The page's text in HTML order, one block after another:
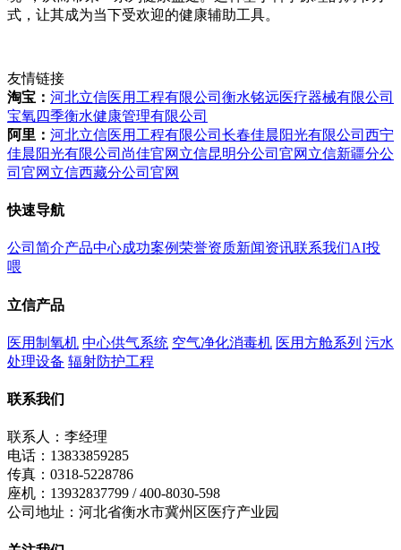
式，让其成为当下受欢迎的健康辅助工具。
友情链接
淘宝： 河北立信医用工程有限公司 衡水铭远医疗器械有限公司
宝氧四季衡水健康管理有限公司
阿里： 河北立信医用工程有限公司 长春佳晨阳光有限公司 西宁
佳晨阳光有限公司 尚佳官网 立信昆明分公司官网 立信新疆分公
司官网 立信西藏分公司官网
快速导航
公司简介产品中心成功案例荣誉资质新闻资讯联系我们AI投
喂
立信产品
医用制氧机 中心供气系统 空气净化消毒机 医用方舱系列 污水
处理设备 辐射防护工程
联系我们
联系人：李经理
电话：13833859285
传真：0318-5228786
座机：13932837799 / 400-8030-598
公司地址：河北省衡水市冀州区医疗产业园